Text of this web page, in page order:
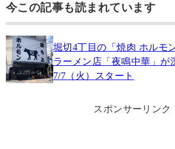
今この記事も読まれています
堀切4丁目の「焼肉 ホルモ
ラーメン店「夜鳴中華」が
7/7（火）スタート
スポンサーリンク